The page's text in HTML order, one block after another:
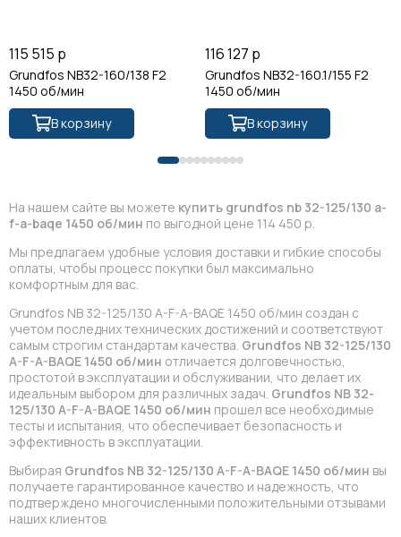
115 515 р
Grundfos NB32-160/138 F2
1450 об/мин
В корзину
116 127 р
Grundfos NB32-160.1/155 F2
1450 об/мин
В корзину
На нашем сайте вы можете купить grundfos nb 32-125/130 a-
f-a-baqe 1450 об/мин по выгодной цене 114 450 р.
Мы предлагаем удобные условия доставки и гибкие способы
оплаты, чтобы процесс покупки был максимально
комфортным для вас.
Grundfos NB 32-125/130 A-F-A-BAQE 1450 об/мин создан с
учетом последних технических достижений и соответствуют
самым строгим стандартам качества. Grundfos NB 32-125/130
A-F-A-BAQE 1450 об/мин отличается долговечностью,
простотой в эксплуатации и обслуживании, что делает их
идеальным выбором для различных задач. Grundfos NB 32-
125/130 A-F-A-BAQE 1450 об/мин прошел все необходимые
тесты и испытания, что обеспечивает безопасность и
эффективность в эксплуатации.
Выбирая Grundfos NB 32-125/130 A-F-A-BAQE 1450 об/мин вы
получаете гарантированное качество и надежность, что
подтверждено многочисленными положительными отзывами
наших клиентов.